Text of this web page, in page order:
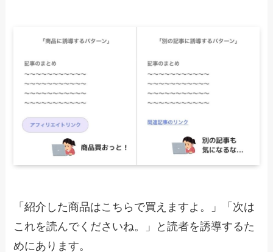
「紹介した商品はこちらで買えますよ。」「次は
これを読んでくださいね。」と読者を誘導するた
めにあります。